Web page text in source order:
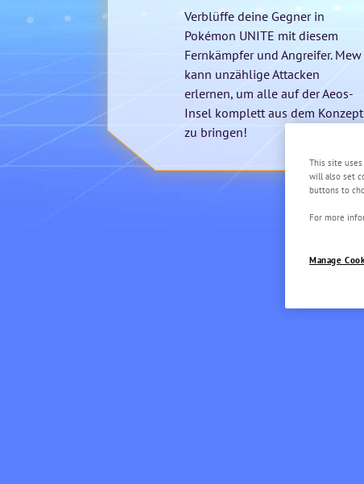
Verblüffe deine Gegner in
Pokémon UNITE mit diesem
Fernkämpfer und Angreifer. Mew
kann unzählige Attacken
erlernen, um alle auf der Aeos-
Insel komplett aus dem Konzept
zu bringen!
This site
will also set
buttons to
For more
Manage